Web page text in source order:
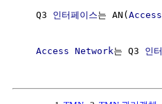
   Q3
인터페이스는 AN(
Access Network는 Q3 인